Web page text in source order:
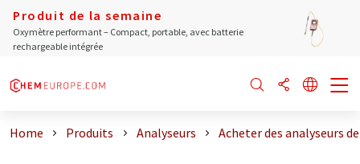
Produit de la semaine
Oxymètre performant – Compact, portable, avec batterie
rechargeable intégrée
Home Produits Analyseurs Acheter des analyseurs